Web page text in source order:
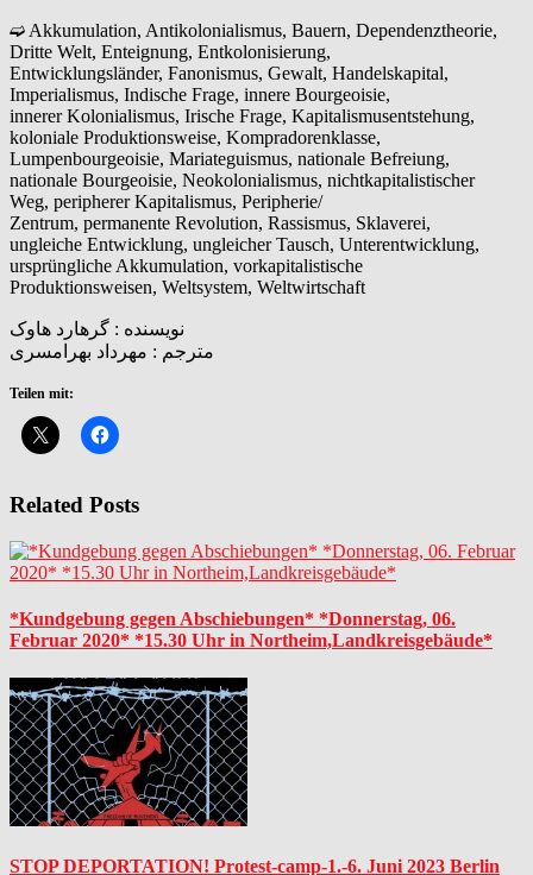
➫ Akkumulation, Antikolonialismus, Bauern, Dependenztheorie,
Dritte Welt, Enteignung, Entkolonisierung,
Entwicklungsländer, Fanonismus, Gewalt, Handelskapital,
Imperialismus, Indische Frage, innere Bourgeoisie,
innerer Kolonialismus, Irische Frage, Kapitalismusentstehung,
koloniale Produktionsweise, Kompradorenklasse,
Lumpenbourgeoisie, Mariateguismus, nationale Befreiung,
nationale Bourgeoisie, Neokolonialismus, nichtkapitalistischer
Weg, peripherer Kapitalismus, Peripherie/
Zentrum, permanente Revolution, Rassismus, Sklaverei,
ungleiche Entwicklung, ungleicher Tausch, Unterentwicklung,
ursprüngliche Akkumulation, vorkapitalistische
Produktionsweisen, Weltsystem, Weltwirtschaft
نویسنده : گرهارد هاوک
مترجم : مهرداد بهرامسری
Teilen mit:
Related Posts
*Kundgebung gegen Abschiebungen* *Donnerstag, 06.
Februar 2020* *15.30 Uhr in Northeim,Landkreisgebäude*
STOP DEPORTATION! Protest-camp-1.-6. Juni 2023 Berlin